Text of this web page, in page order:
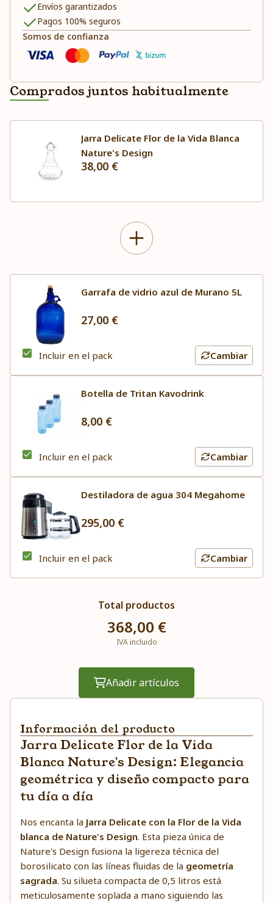
Envíos garantizados
Pagos 100% seguros
Somos de confianza
Comprados juntos habitualmente
Jarra Delicate Flor de la Vida Blanca
Nature's Design
38,00 €
Garrafa de vidrio azul de Murano 5L
27,00 €
Incluir en el pack Cambiar
Botella de Tritan Kavodrink
8,00 €
Incluir en el pack Cambiar
Destiladora de agua 304 Megahome
295,00 €
Incluir en el pack Cambiar
Total productos
368,00 €
IVA incluido
Añadir artículos
Información del producto
Jarra Delicate Flor de la Vida
Blanca Nature's Design: Elegancia
geométrica y diseño compacto para
tu día a día
Nos encanta la Jarra Delicate con la Flor de la Vida
blanca de Nature's Design. Esta pieza única de
Nature's Design fusiona la ligereza técnica del
borosilicato con las líneas fluidas de la geometría
sagrada. Su silueta compacta de 0,5 litros está
meticulosamente soplada a mano siguiendo las